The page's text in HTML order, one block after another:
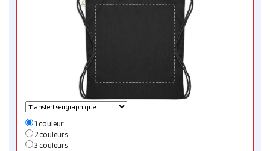
1 couleur
2 couleurs
3 couleurs